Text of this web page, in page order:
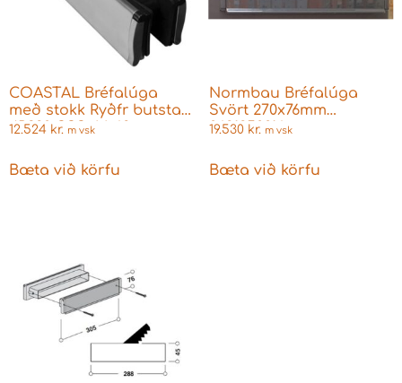
COASTAL Bréfalúga
með stokk Ryðfr butstað
JR380-SSS 44-68mm
12.524 kr. m vsk
Bæta við körfu
Normbau Bréfalúga
Svört 270x76mm
0621250016
19.530 kr. m vsk
Bæta við körfu